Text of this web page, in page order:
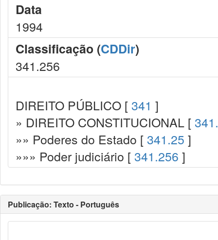
Data
1994
Classificação (CDDir)
341.256
DIREITO PÚBLICO [ 341 ]
» DIREITO CONSTITUCIONAL [
»» Poderes do Estado [ 341.25 ]
»»» Poder judiciário [ 341.256 ]
Publicação: Texto - Português